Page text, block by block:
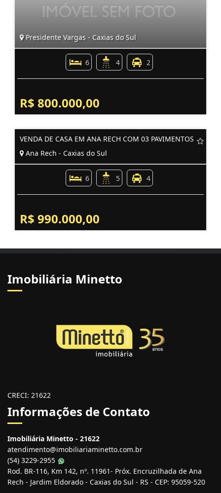
Presidente Vargas - Caxias do Sul
6 4 2
R$ 800.000,00
VENDA DE CASA EM ANA RECH COM 03 PAVIMENTOS
Ana Rech - Caxias do Sul
6 5 4
R$ 990.000,00
Imobiliária Minetto
CRECI: 21622
Informações de Contato
Imobiliária Minetto - 21622
atendimento@imobiliariaminetto.com.br
(54) 3229-2955
Rod. BR-116, Km 142, nº. 11961- Próx. Encruzilhada de Ana
Rech - Jardim Eldorado - Caxias do Sul - RS - CEP: 95059-520